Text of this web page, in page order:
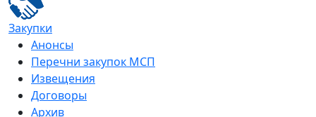
Закупки
Анонсы
Перечни закупок МСП
Извещения
Договоры
Архив